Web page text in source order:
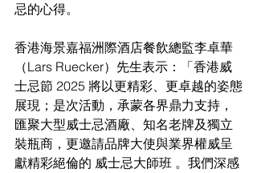
忌的心得。
香港海景嘉福洲際酒店餐飲總監李卓華
（Lars Ruecker）先生表示：「香港威
士忌節 2025 將以更精彩、更卓越的姿態
展現；是次活動，承蒙各界鼎力支持，
匯聚大型威士忌酒廠、知名老牌及獨立
裝瓶商，更邀請品牌大使與業界權威呈
獻精彩絕倫的 威士忌大師班 。我們深感